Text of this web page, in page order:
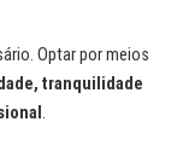
Optar por meios
tranquilidade
.